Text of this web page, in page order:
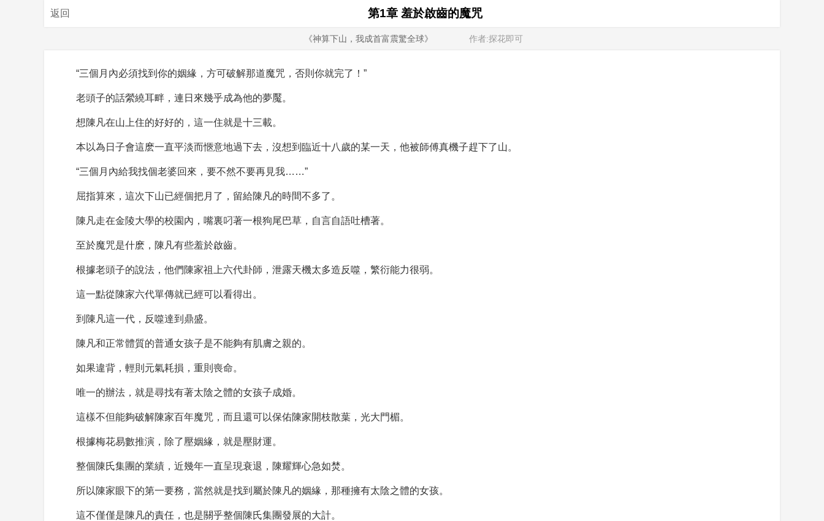
返回 第1章 羞於啟齒的魔咒
《神算下山，我成首富震驚全球》 作者:探花即可
“三個月內必須找到你的姻緣，方可破解那道魔咒，否則你就完了！”
老頭子的話縈繞耳畔，連日來幾乎成為他的夢魘。
想陳凡在山上住的好好的，這一住就是十三載。
本以為日子會這麽一直平淡而愜意地過下去，沒想到臨近十八歲的某一天，他被師傅真機子趕下了山。
“三個月內給我找個老婆回來，要不然不要再見我……”
屈指算來，這次下山已經個把月了，留給陳凡的時間不多了。
陳凡走在金陵大學的校園內，嘴裏叼著一根狗尾巴草，自言自語吐槽著。
至於魔咒是什麽，陳凡有些羞於啟齒。
根據老頭子的說法，他們陳家祖上六代卦師，泄露天機太多造反噬，繁衍能力很弱。
這一點從陳家六代單傳就已經可以看得出。
到陳凡這一代，反噬達到鼎盛。
陳凡和正常體質的普通女孩子是不能夠有肌膚之親的。
如果違背，輕則元氣耗損，重則喪命。
唯一的辦法，就是尋找有著太陰之體的女孩子成婚。
這樣不但能夠破解陳家百年魔咒，而且還可以保佑陳家開枝散葉，光大門楣。
根據梅花易數推演，除了壓姻緣，就是壓財運。
整個陳氏集團的業績，近幾年一直呈現衰退，陳耀輝心急如焚。
所以陳家眼下的第一要務，當然就是找到屬於陳凡的姻緣，那種擁有太陰之體的女孩。
這不僅僅是陳凡的責任，也是關乎整個陳氏集團發展的大計。